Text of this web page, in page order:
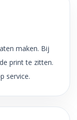
maken. Bij
print te zitten.
service.